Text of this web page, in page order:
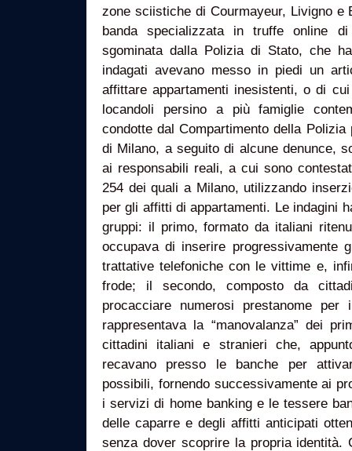
zone sciistiche di Courmayeur, Livigno e
banda specializzata in truffe online
sgominata dalla Polizia di Stato, che
indagati avevano messo in piedi un
affittare appartamenti inesistenti, o di
locandoli persino a più famiglie
condotte dal Compartimento della
di Milano, a seguito di alcune denunce,
ai responsabili reali, a cui sono
254 dei quali a Milano, utilizzando
per gli affitti di appartamenti. Le indagini
gruppi: il primo, formato da italiani
occupava di inserire progressivamente
trattative telefoniche con le vittime e,
frode; il secondo, composto da
procacciare numerosi prestanome
rappresentava la “manovalanza” dei
cittadini italiani e stranieri che,
recavano presso le banche per
possibili, fornendo successivamente ai
i servizi di home banking e le tessere
delle caparre e degli affitti anticipati
senza dover scoprire la propria identità.